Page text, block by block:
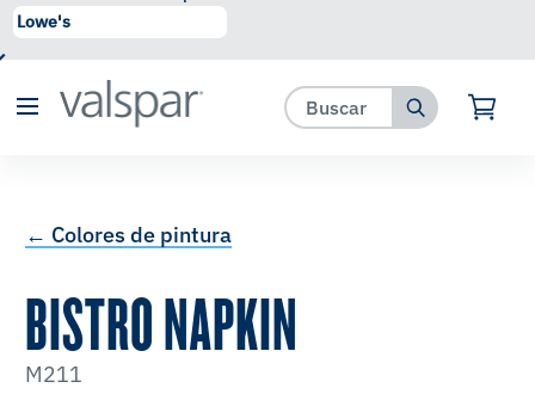
se ha agregado a favoritos.
← Colores de pintura
BISTRO NAPKIN
M211